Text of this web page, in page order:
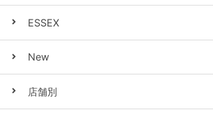
ESSEX
New
店舗別